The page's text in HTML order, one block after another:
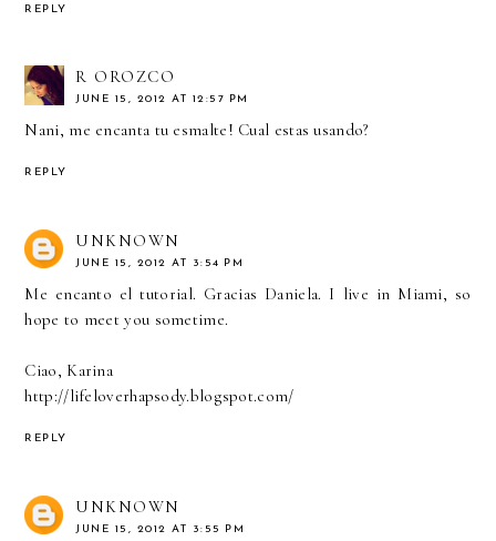
REPLY
R OROZCO
JUNE 15, 2012 AT 12:57 PM
Nani, me encanta tu esmalte! Cual estas usando?
REPLY
UNKNOWN
JUNE 15, 2012 AT 3:54 PM
Me encanto el tutorial. Gracias Daniela. I live in Miami, so
hope to meet you sometime.
Ciao, Karina
http://lifeloverhapsody.blogspot.com/
REPLY
UNKNOWN
JUNE 15, 2012 AT 3:55 PM